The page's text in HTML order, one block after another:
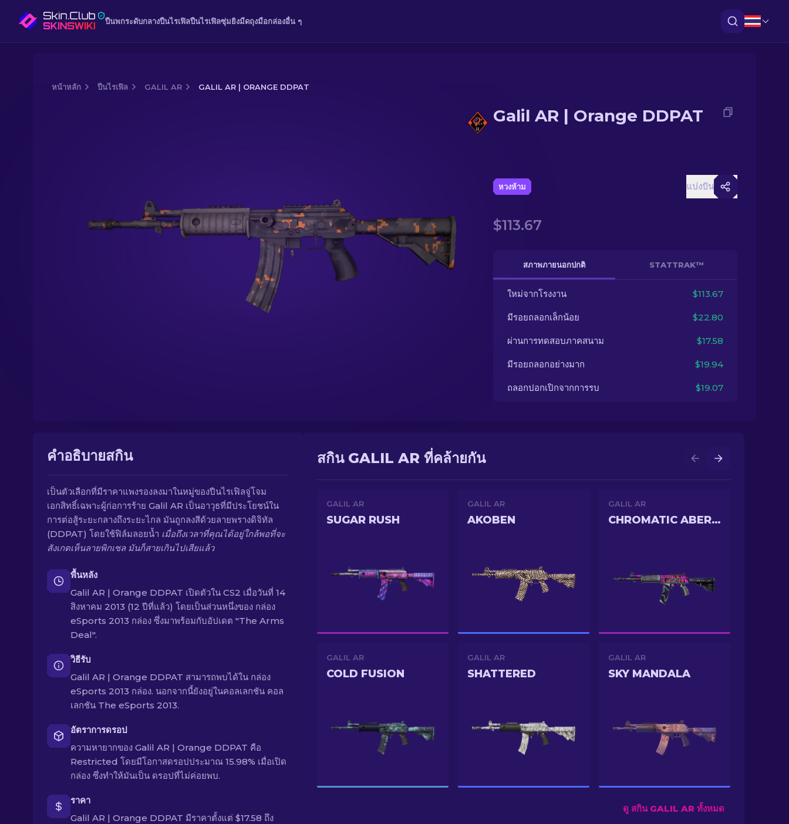
ปืนพกระดับกลางปืนไรเฟิลปืนไรเฟิลซุ่มยิงมีดถุงมือกล่องอื่น ๆ
หน้าหลัก ปืนไรเฟิล GALIL AR GALIL AR | ORANGE DDPAT
Galil AR | Orange DDPAT
หวงห้าม แบ่งปัน
$113.67
สภาพภายนอกปกติ STATTRAK™
ใหม่จากโรงงาน $113.67
มีรอยถลอกเล็กน้อย $22.80
ผ่านการทดสอบภาคสนาม $17.58
มีรอยถลอกอย่างมาก $19.94
ถลอกปอกเปิกจากการรบ $19.07
คำอธิบายสกิน
เป็นตัวเลือกที่มีราคาแพงรองลงมาในหมู่ของปืนไรเฟิลจู่โจม
เอกสิทธิ์เฉพาะผู้ก่อการร้าย Galil AR เป็นอาวุธที่มีประโยชน์ใน
การต่อสู้ระยะกลางถึงระยะไกล มันถูกลงสีด้วยลายพรางดิจิทัล
(DDPAT) โดยใช้ฟิล์มลอยน้ำ เมื่อถึงเวลาที่คุณได้อยู่ใกล้พอที่จะ
สังเกตเห็นลายพิกเซล มันก็สายเกินไปเสียแล้ว
พื้นหลัง
Galil AR | Orange DDPAT เปิดตัวใน CS2 เมื่อวันที่ 14
สิงหาคม 2013 (12 ปีที่แล้ว) โดยเป็นส่วนหนึ่งของ กล่อง
eSports 2013 กล่อง ซึ่งมาพร้อมกับอัปเดต "The Arms
Deal".
วิธีรับ
Galil AR | Orange DDPAT สามารถพบได้ใน กล่อง
eSports 2013 กล่อง. นอกจากนี้ยังอยู่ในคอลเลกชัน คอล
เลกชัน The eSports 2013.
อัตราการดรอป
ความหายากของ Galil AR | Orange DDPAT คือ
Restricted โดยมีโอกาสดรอปประมาณ 15.98% เมื่อเปิด
กล่อง ซึ่งทำให้มันเป็น ดรอปที่ไม่ค่อยพบ.
ราคา
Galil AR | Orange DDPAT มีราคาตั้งแต่ $17.58 ถึง
สกิน GALIL AR ที่คล้ายกัน
GALIL AR
SUGAR RUSH
GALIL AR
AKOBEN
GALIL AR
CHROMATIC ABERRATION
GALIL AR
COLD FUSION
GALIL AR
SHATTERED
GALIL AR
SKY MANDALA
ดู สกิน GALIL AR ทั้งหมด